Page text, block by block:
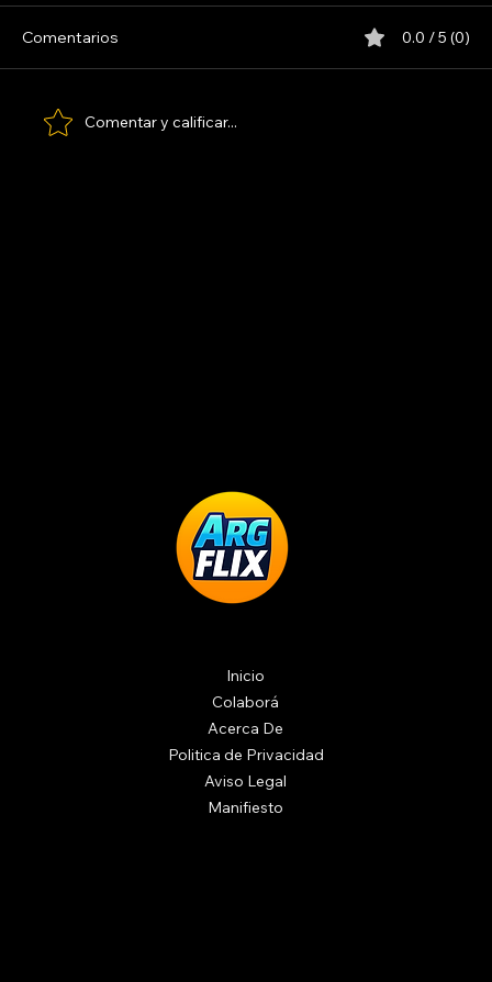
Comentarios 0.0 / 5 (0)
Comentar y calificar...
Inicio
Colaborá
Acerca De
Politica de Privacidad
Aviso Legal
Manifiesto